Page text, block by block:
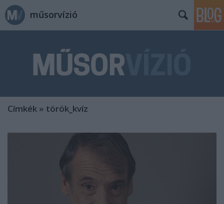
műsorvízió
Címkék » török_kvíz